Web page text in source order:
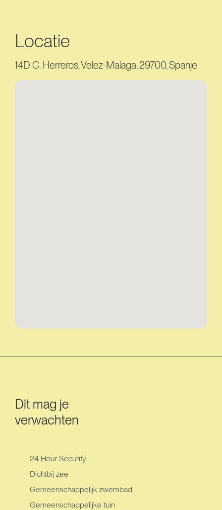
Locatie
14D C. Herreros, Velez-Malaga, 29700, Spanje
Dit mag je
verwachten
24 Hour Security
Dichtbij zee
Gemeenschappelijk zwembad
Gemeenschappelijke tuin